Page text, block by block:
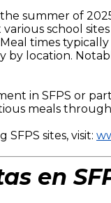
summer of
school
times
by location.
in SFPS or
meals
sites, visit:
en